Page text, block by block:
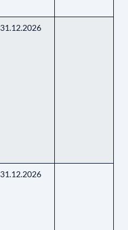
31.12.2026
31.12.2026